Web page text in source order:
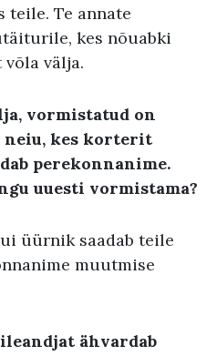
teile. Te annate
kes nõuabki
välja.
vormistatud on
neiu, kes korterit
perekonnanime.
uuesti vormistama?
üürnik saadab teile
muutmise
ähvardab